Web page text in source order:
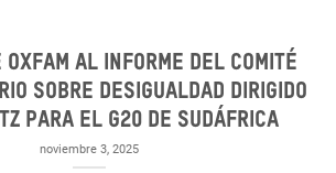
OXFAM AL INFORME DEL COMITÉ
SOBRE DESIGUALDAD DIRIGIDO
PARA EL G20 DE SUDÁFRICA
noviembre 3, 2025